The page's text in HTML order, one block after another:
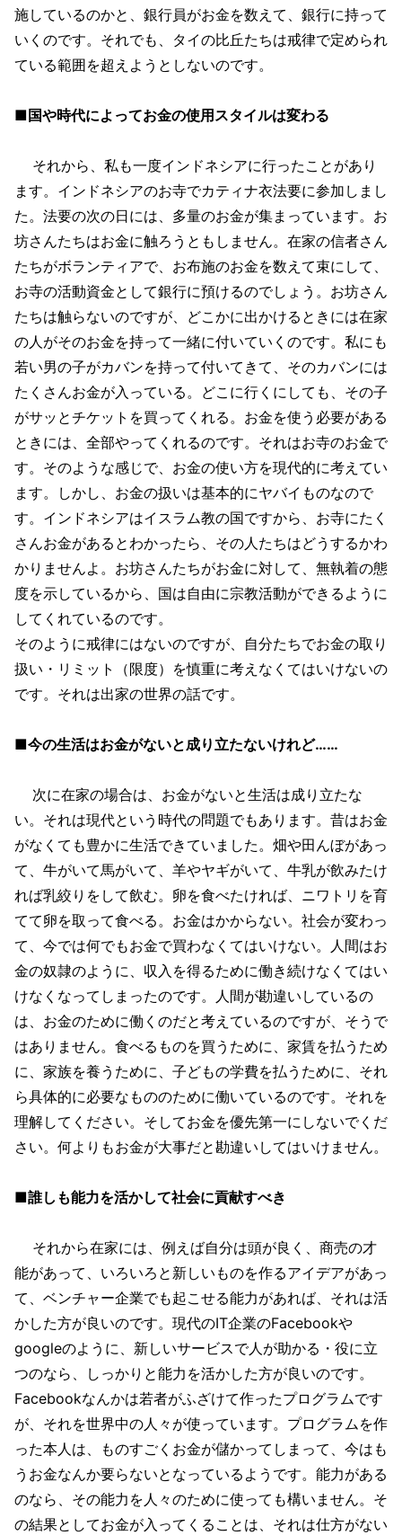
施しているのかと、銀行員がお金を数えて、銀行に持って
いくのです。それでも、タイの比丘たちは戒律で定められ
ている範囲を超えようとしないのです。
■国や時代によってお金の使用スタイルは変わる
それから、私も一度インドネシアに行ったことがあり
ます。インドネシアのお寺でカティナ衣法要に参加しまし
た。法要の次の日には、多量のお金が集まっています。お
坊さんたちはお金に触ろうともしません。在家の信者さん
たちがボランティアで、お布施のお金を数えて束にして、
お寺の活動資金として銀行に預けるのでしょう。お坊さん
たちは触らないのですが、どこかに出かけるときには在家
の人がそのお金を持って一緒に付いていくのです。私にも
若い男の子がカバンを持って付いてきて、そのカバンには
たくさんお金が入っている。どこに行くにしても、その子
がサッとチケットを買ってくれる。お金を使う必要がある
ときには、全部やってくれるのです。それはお寺のお金で
す。そのような感じで、お金の使い方を現代的に考えてい
ます。しかし、お金の扱いは基本的にヤバイものなので
す。インドネシアはイスラム教の国ですから、お寺にたく
さんお金があるとわかったら、その人たちはどうするかわ
かりませんよ。お坊さんたちがお金に対して、無執着の態
度を示しているから、国は自由に宗教活動ができるように
してくれているのです。
そのように戒律にはないのですが、自分たちでお金の取り
扱い・リミット（限度）を慎重に考えなくてはいけないの
です。それは出家の世界の話です。
■今の生活はお金がないと成り立たないけれど……
次に在家の場合は、お金がないと生活は成り立たな
い。それは現代という時代の問題でもあります。昔はお金
がなくても豊かに生活できていました。畑や田んぼがあっ
て、牛がいて馬がいて、羊やヤギがいて、牛乳が飲みたけ
れば乳絞りをして飲む。卵を食べたければ、ニワトリを育
てて卵を取って食べる。お金はかからない。社会が変わっ
て、今では何でもお金で買わなくてはいけない。人間はお
金の奴隷のように、収入を得るために働き続けなくてはい
けなくなってしまったのです。人間が勘違いしているの
は、お金のために働くのだと考えているのですが、そうで
はありません。食べるものを買うために、家賃を払うため
に、家族を養うために、子どもの学費を払うために、それ
ら具体的に必要なもののために働いているのです。それを
理解してください。そしてお金を優先第一にしないでくだ
さい。何よりもお金が大事だと勘違いしてはいけません。
■誰しも能力を活かして社会に貢献すべき
それから在家には、例えば自分は頭が良く、商売の才
能があって、いろいろと新しいものを作るアイデアがあっ
て、ベンチャー企業でも起こせる能力があれば、それは活
かした方が良いのです。現代のIT企業のFacebookや
googleのように、新しいサービスで人が助かる・役に立
つのなら、しっかりと能力を活かした方が良いのです。
Facebookなんかは若者がふざけて作ったプログラムです
が、それを世界中の人々が使っています。プログラムを作
った本人は、ものすごくお金が儲かってしまって、今はも
うお金なんか要らないとなっているようです。能力がある
のなら、その能力を人々のために使っても構いません。そ
の結果としてお金が入ってくることは、それは仕方がない